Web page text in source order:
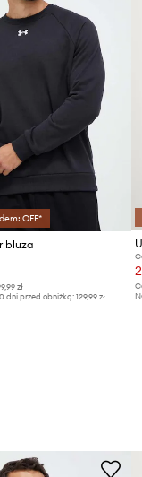
OFF*
bluza
zł
dni przed obniżką: 129,99 zł